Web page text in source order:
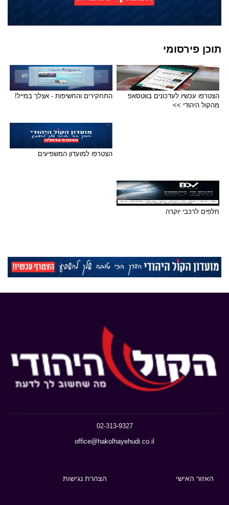
תוכן פירסומי
הצטרפו עכשיו לעדכונים בווטסאפ
מהקול היהודי >>
התחקירים והחשיפות - אצלך במייל!
הצטרפו למועדון המשפיעים
חלפים לרכבי יוקרה
02-313-9327
office@hakolhayehudi.co.il
האזור האישי הצהרת נגישות